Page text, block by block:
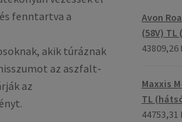
fenntartva a
akik túráznak
az aszfalt-
az
Avon
(58V)
43809,26
Maxxis
TL
44753,31